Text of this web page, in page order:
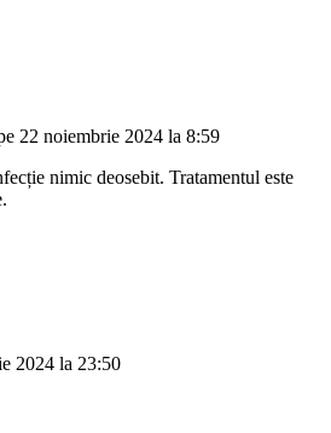
22 noiembrie 2024 la 8:59
nimic deosebit. Tratamentul este
2024 la 23:50